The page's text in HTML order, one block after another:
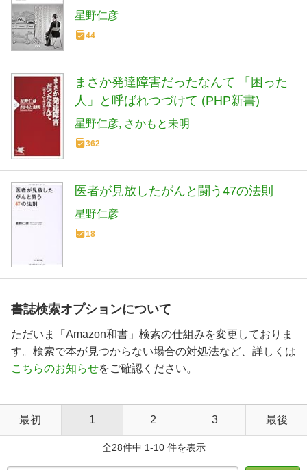
星野仁彦
44
まさか発達障害だったなんて 「困った
人」と呼ばれつづけて (PHP新書)
星野仁彦 さかもと未明
362
医者が見放したがんと闘う47の法則
星野仁彦
18
書誌検索オプションについて
ただいま「Amazon和書」検索の仕組みを変更しておりま
す。検索で本が見つからない場合の対処法など、詳しくは
こちらのお知らせをご確認ください。
最初 1 2 3 最後
全28件中 1-10 件を表示